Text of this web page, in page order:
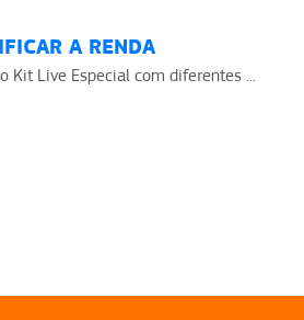
A RENDA
Kit Live Especial com diferentes ...